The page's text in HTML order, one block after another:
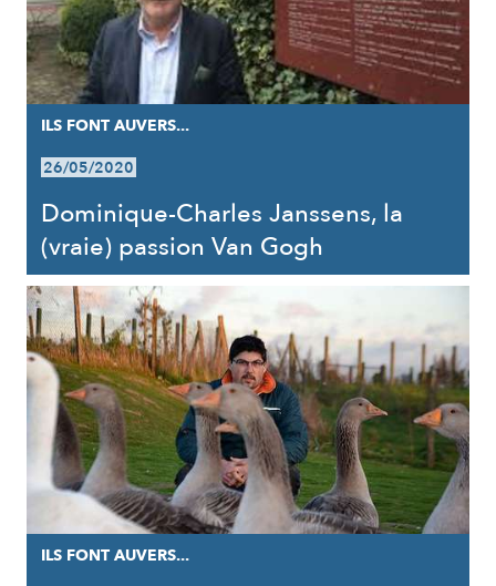
ILS FONT AUVERS...
26/05/2020
Dominique-Charles Janssens, la
(vraie) passion Van Gogh
ILS FONT AUVERS...